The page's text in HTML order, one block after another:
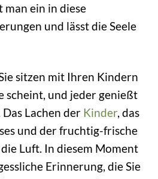
ein in diese
und lässt die Seele
sitzen mit Ihren Kindern
scheint, und jeder genießt
Lachen der Kinder, das
und der fruchtig-frische
Luft. In diesem Moment
Erinnerung, die Sie